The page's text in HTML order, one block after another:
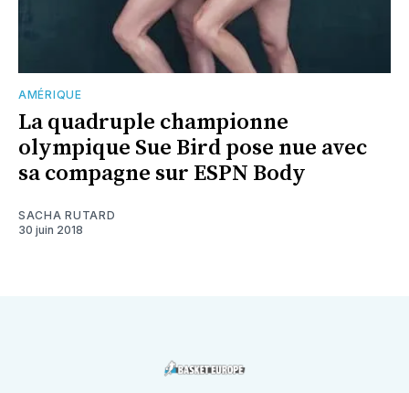
AMÉRIQUE
La quadruple championne
olympique Sue Bird pose nue avec
sa compagne sur ESPN Body
SACHA RUTARD
30 juin 2018